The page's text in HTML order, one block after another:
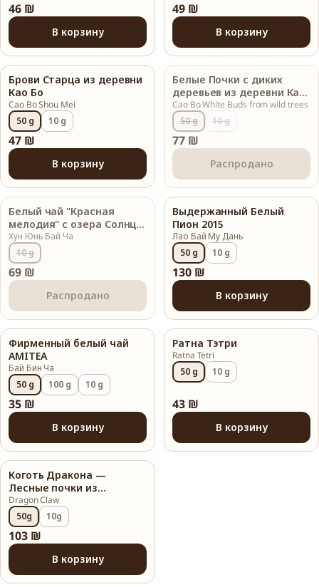
46 ₪
В корзину
49 ₪
В корзину
Брови Старца из деревни
Као Бо
Cao Bo Shou Mei
50 g
10 g
47 ₪
В корзину
Распродано
Белые Почки с диких
деревьев из деревни Као
Бо
Cao Bo White Buds from wild trees
50 g
10 g
77 ₪
Распродано
Распродано
Белый чай "Красная
мелодия" с озера Солнца
и Луны
Хун Юнь Бай Ча
10 g
69 ₪
Распродано
Выдержанный Белый
Пион 2015
Лао Бай Му Дань
50 g
10 g
130 ₪
В корзину
Фирменный белый чай
AMITEA
Бай Бин Ча
50 g
100 g 10 g
35 ₪
В корзину
Ратна Тэтри
Ratna Tetri
50 g
10 g
43 ₪
В корзину
Коготь Дракона —
Лесные почки из
Вьетнама
Dragon Claw
50g
10g
103 ₪
В корзину